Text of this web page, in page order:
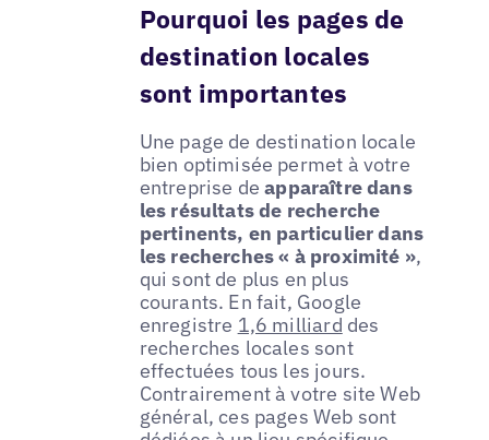
Pourquoi les pages de
destination locales
sont importantes
Une page de destination locale
bien optimisée permet à votre
entreprise deapparaître dans
les résultats de recherche
pertinents, en particulier dans
les recherches « à proximité »,
qui sont de plus en plus
courants. En fait, Google
enregistre 1,6 milliard des
recherches locales sont
effectuées tous les jours.
Contrairement à votre site Web
général, ces pages Web sont